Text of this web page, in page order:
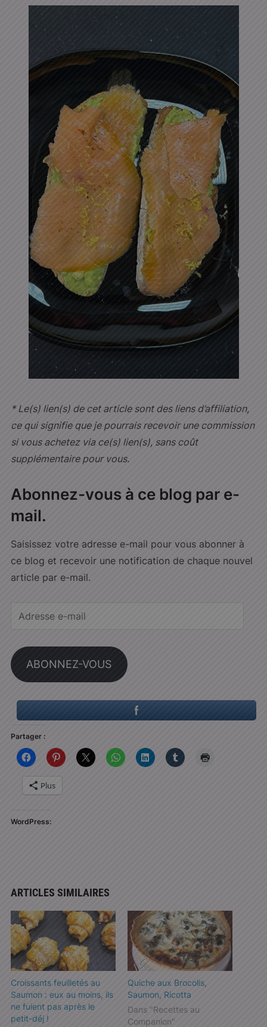
* Le(s) lien(s) de cet article sont des liens d’affiliation,
ce qui signifie que je pourrais recevoir une commission
si vous achetez via ce(s) lien(s), sans coût
supplémentaire pour vous.
Abonnez-vous à ce blog par e-
mail.
Saisissez votre adresse e-mail pour vous abonner à
ce blog et recevoir une notification de chaque nouvel
article par e-mail.
Adresse
mail
ABONNEZ-VOUS
Partager :
Plus
WordPress:
ARTICLES SIMILAIRES
Croissants feuilletés au
Saumon : eux au moins, ils
ne fuient pas après le
petit-déj !
Quiche aux Brocolis,
Saumon, Ricotta
Dans "Recettes au
Companion"